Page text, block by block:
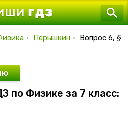
• Пёрышкин •
Вопрос 6, §
по Физике за 7 класс: